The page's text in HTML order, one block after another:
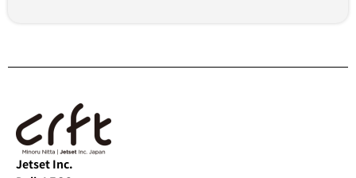
Jetset Inc.